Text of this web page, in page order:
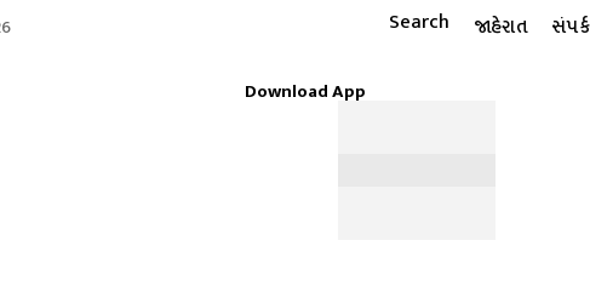
Search જાહેરાત સંપર્ક
Download App